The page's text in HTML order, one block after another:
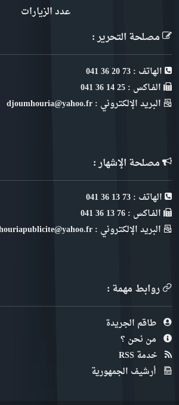
عدد الزيارات
مصلحة التحرير :
الهاتف : 73 20 36 041
الفـاكس : 25 14 36 041
البريد الإلكتروني : djoumhouria@yahoo.fr
مصلحة الإشهار :
الهاتف : 73 13 36 041
الفـاكس : 76 13 36 041
البريد الإلكتروني : djoumhouriapublicite@yahoo.fr
روابط مهمة :
طاقم الجريدة
من نحن ؟
خدمة RSS
أرشيف الجمهورية